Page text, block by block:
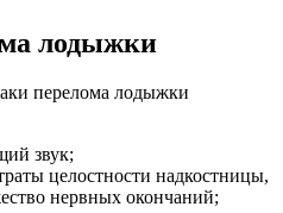
лодыжки
перелома лодыжки
звук;
целостности надкостницы,
нервных окончаний;